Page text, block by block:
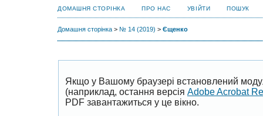
ДОМАШНЯ СТОРІНКА ПРО НАС УВІЙТИ ПОШУК
Домашня сторінка > № 14 (2019) > Єщенко
Якщо у Вашому браузері встановлений
(наприклад, остання версія Adobe Acrobat
PDF завантажиться у це вікно.